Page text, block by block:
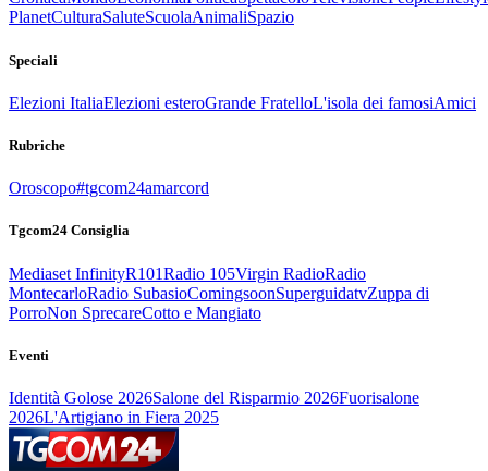
PlanetCulturaSaluteScuolaAnimaliSpazio
Speciali
Elezioni ItaliaElezioni esteroGrande FratelloL'isola dei famosiAmici
Rubriche
Oroscopo#tgcom24amarcord
Tgcom24 Consiglia
Mediaset InfinityR101Radio 105Virgin RadioRadio
MontecarloRadio SubasioComingsoonSuperguidatvZuppa di
PorroNon SprecareCotto e Mangiato
Eventi
Identità Golose 2026Salone del Risparmio 2026Fuorisalone
2026L'Artigiano in Fiera 2025